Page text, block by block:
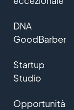
DNA
GoodBarber
Startup
Studio
Opportunità